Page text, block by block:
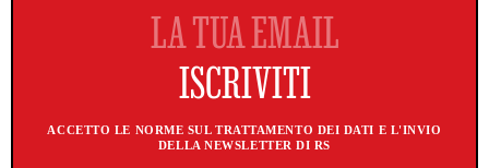
ACCETTO LE NORME SUL TRATTAMENTO DEI DATI E L'INVIO
DELLA NEWSLETTER DI RS